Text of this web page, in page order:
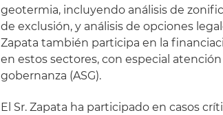
geotermia, incluyendo análisis de
de exclusión, y análisis de opciones
Zapata también participa en la
en estos sectores, con especial
gobernanza (ASG).
El Sr. Zapata ha participado en casos